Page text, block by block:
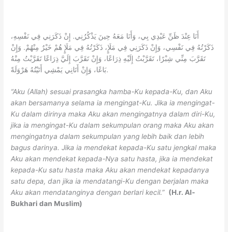
أَنَا عِنْدَ ظَنِّ عَبْدِي بِي، وَأَنَا مَعَهُ حِينَ يَذْكُرُنِي. إِنْ ذَكَرَنِي فِي نَفْسِهِ،
ذَكَرْتُهُ فِي نَفْسِي، وَإِنْ ذَكَرَنِي فِي مَلَإٍ، ذَكَرْتُهُ فِي مَلَإٍ هُمْ خَيْرٌ مِنْهُمْ. وَإِنْ
تَقَرَّبَ مِنِّي شِبْرًا، تَقَرَّبْتُ إِلَيْهِ ذِرَاعًا، وَإِنْ تَقَرَّبَ إِلَيَّ ذِرَاعًا تَقَرَّبْتُ مِنْهُ
بَاعًا، وَإِنْ أَتَانِي يَمْشِي أَتَيْتُهُ هَرْوَلَةً.
“Aku (Allah) sesuai prasangka hamba-Ku kepada-Ku, dan Aku
akan bersamanya selama ia mengingat-Ku. Jika ia mengingat-
Ku dalam dirinya maka Aku akan mengingatnya dalam diri-Ku,
jika ia mengingat-Ku dalam sekumpulan orang maka Aku akan
mengingatnya dalam sekumpulan yang lebih baik dan lebih
bagus darinya. Jika ia mendekat kepada-Ku satu jengkal maka
Aku akan mendekat kepada-Nya satu hasta, jika ia mendekat
kepada-Ku satu hasta maka Aku akan mendekat kepadanya
satu depa, dan jika ia mendatangi-Ku dengan berjalan maka
Aku akan mendatanginya dengan berlari kecil.” (H.r. Al-
Bukhari dan Muslim)